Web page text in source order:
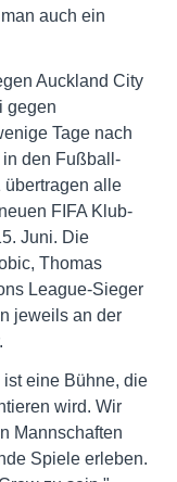
auch ein
Auckland City
gegen
Tage nach
in den Fußball-
übertragen alle
FIFA Klub-
Juni. Die
Thomas
League-Sieger
jeweils an der
eine Bühne, die
wird. Wir
Mannschaften
Spiele erleben.